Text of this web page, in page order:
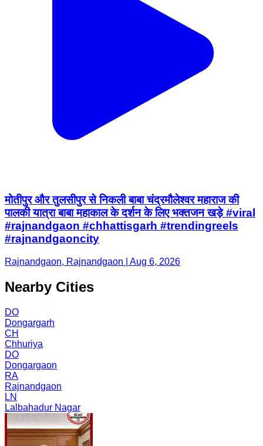
मोतीपुर और तुलसीपुर से निकली बाबा चंद्रमौलेश्वर महाराज की
पालकी यात्रा बाबा महाकाल के दर्शन के लिए भक्तजन खड़े #viral
#rajnandgaon #chhattisgarh #trendingreels
#rajnandgaoncity
Rajnandgaon, Rajnandgaon | Aug 6, 2026
Nearby Cities
DO
Dongargarh
CH
Chhuriya
DO
Dongargaon
RA
Rajnandgaon
LN
Lalbahadur Nagar